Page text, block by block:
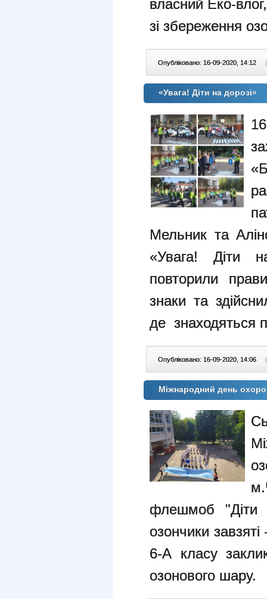
власний Еко-
зі збереження
Опубліковано: 16-09-2020, 14:12 |
«Увага! Діти на дорозі»
Мельник та
«Увага! Діти
повторили
знаки та
де знаходяться
Опубліковано: 16-09-2020, 14:06 |
Міжнародний день
флешмоб
озончики
6-А класу
озонового шару.